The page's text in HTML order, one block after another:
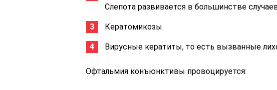
Слепота развивается в большинстве
Кератомикозы.
Вирусные кератиты, то есть вызванные
Офтальмия конъюнктивы провоцируется: